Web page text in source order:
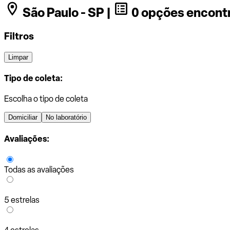
São Paulo - SP |
0 opções
Filtros
Limpar
Tipo de coleta:
Escolha o tipo de coleta
Domiciliar No laboratório
Avaliações:
Todas as avaliações
5 estrelas